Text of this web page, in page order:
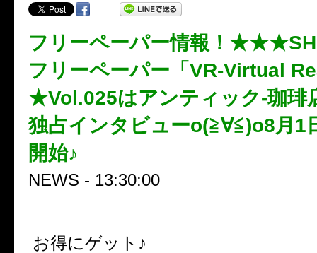
フリーペーパー情報！
フリーペーパー「VR-Virtual
★Vol.025はアンティック-珈琲
独占インタビューo(≧∀≦)o8月1
開始♪
NEWS - 13:30:00
お得にゲット♪